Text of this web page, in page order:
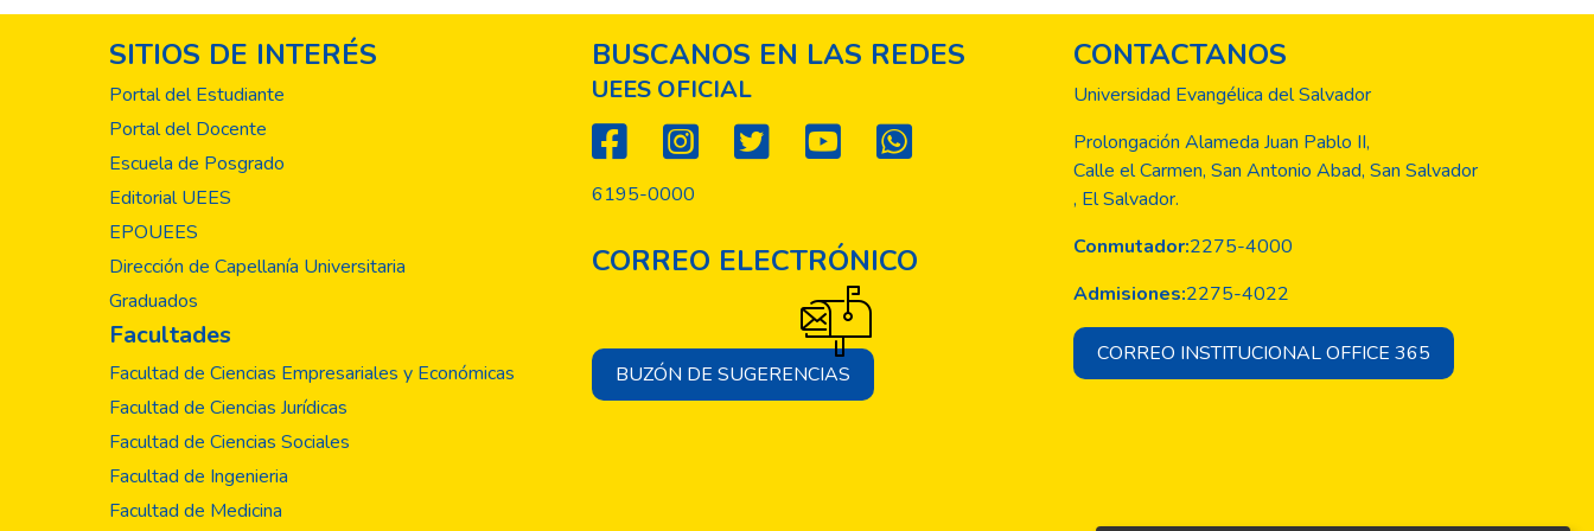
SITIOS DE INTERÉS
Portal del Estudiante
Portal del Docente
Escuela de Posgrado
Editorial UEES
EPOUEES
Dirección de Capellanía Universitaria
Graduados
Facultades
Facultad de Ciencias Empresariales y Económicas
Facultad de Ciencias Jurídicas
Facultad de Ciencias Sociales
Facultad de Ingenieria
Facultad de Medicina
BUSCANOS EN LAS REDES
UEES OFICIAL
6195-0000
CORREO ELECTRÓNICO
BUZÓN DE SUGERENCIAS
CONTACTANOS
Universidad Evangélica del Salvador
Prolongación Alameda Juan Pablo II,
Calle el Carmen, San Antonio Abad, San Salvador
, El Salvador.
Conmutador:2275-4000
Admisiones:2275-4022
CORREO INSTITUCIONAL OFFICE 365